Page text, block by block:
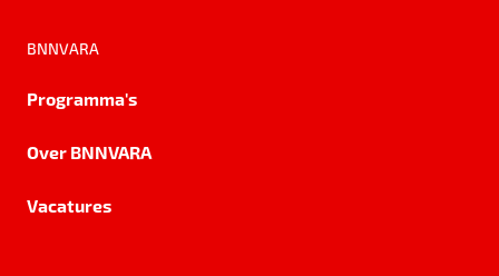
BNNVARA
Programma's
Over BNNVARA
Vacatures